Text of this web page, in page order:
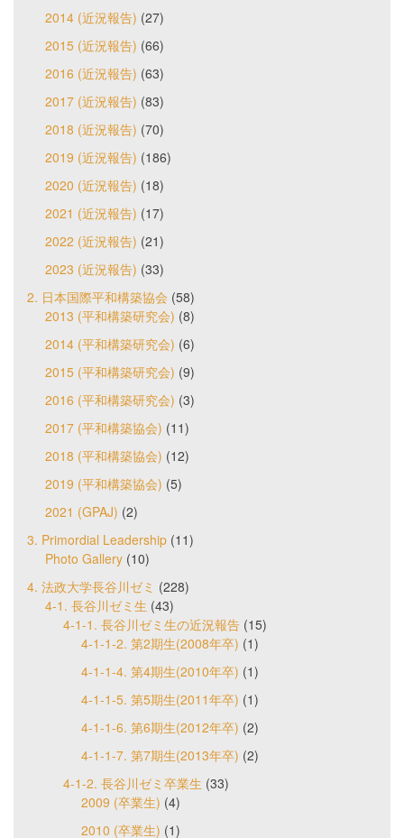
2014 (近況報告) (27)
2015 (近況報告) (66)
2016 (近況報告) (63)
2017 (近況報告) (83)
2018 (近況報告) (70)
2019 (近況報告) (186)
2020 (近況報告) (18)
2021 (近況報告) (17)
2022 (近況報告) (21)
2023 (近況報告) (33)
2. 日本国際平和構築協会 (58)
2013 (平和構築研究会) (8)
2014 (平和構築研究会) (6)
2015 (平和構築研究会) (9)
2016 (平和構築研究会) (3)
2017 (平和構築協会) (11)
2018 (平和構築協会) (12)
2019 (平和構築協会) (5)
2021 (GPAJ) (2)
3. Primordial Leadership (11)
Photo Gallery (10)
4. 法政大学長谷川ゼミ (228)
4-1. 長谷川ゼミ生 (43)
4-1-1. 長谷川ゼミ生の近況報告 (15)
4-1-1-2. 第2期生(2008年卒) (1)
4-1-1-4. 第4期生(2010年卒) (1)
4-1-1-5. 第5期生(2011年卒) (1)
4-1-1-6. 第6期生(2012年卒) (2)
4-1-1-7. 第7期生(2013年卒) (2)
4-1-2. 長谷川ゼミ卒業生 (33)
2009 (卒業生) (4)
2010 (卒業生) (1)